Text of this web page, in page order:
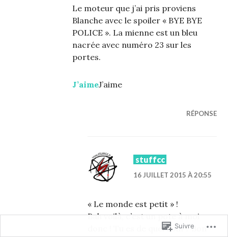
Le moteur que j’ai pris proviens
Blanche avec le spoiler « BYE BYE
POLICE ». La mienne est un bleu
nacrée avec numéro 23 sur les
portes.
J’aimeJ’aime
RÉPONSE
stuffcc
16 JUILLET 2015 À 20:55
« Le monde est petit » !
Bah voilà, c’est un pote à moi
donc ! Tu es de quel coin ? Bon
Suivre